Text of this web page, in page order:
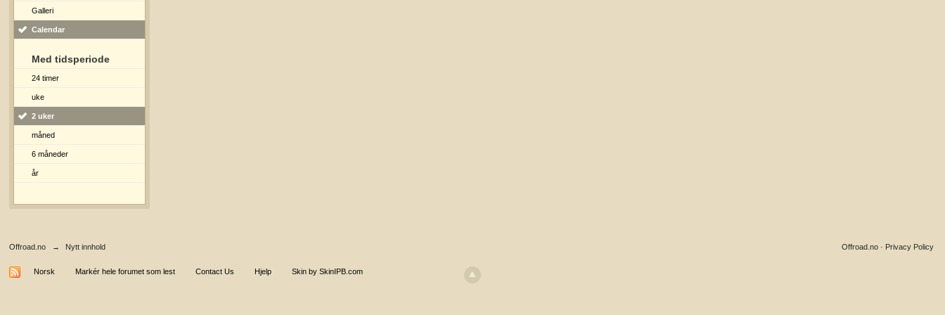
Galleri
Calendar
Med tidsperiode
24 timer
uke
2 uker
måned
6 måneder
år
Offroad.no → Nytt innhold Privacy Policy
Offroad.no ·
Norsk Markér hele forumet som lest Contact Us Hjelp Skin by SkinIPB.com